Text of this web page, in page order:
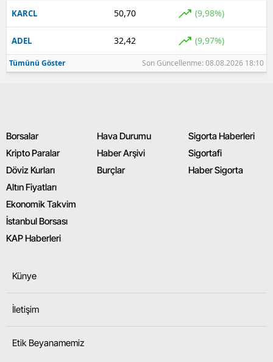
KARCL 50,70 (9,98%)
ADEL 32,42 (9,97%)
Tümünü Göster Son Güncellenme: 08.08.2026 18:10
Borsalar
Kripto Paralar
Döviz Kurları
Altın Fiyatları
Ekonomik Takvim
İstanbul Borsası
KAP Haberleri
Hava Durumu
Haber Arşivi
Burçlar
Sigorta Haberleri
Sigortafi
Haber Sigorta
Künye
İletişim
Etik Beyanamemiz